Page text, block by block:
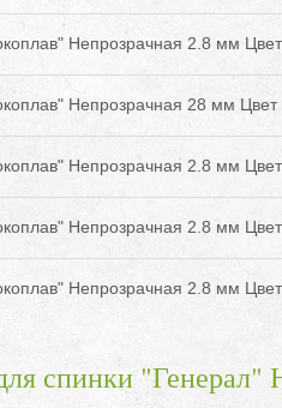
Непрозрачная 2.8 мм
Непрозрачная 28 мм Цвет
Непрозрачная 2.8 мм
Непрозрачная 2.8 мм
Непрозрачная 2.8 мм
спинки "Генерал"